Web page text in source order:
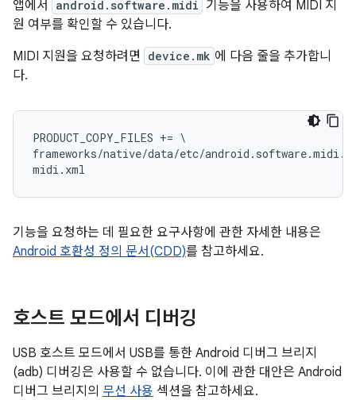
앱에서 android.software.midi 기능을 사용하여 MIDI 지
원 여부를 확인할 수 있습니다.
MIDI 지원을 요청하려면
device.mk 에 다음 줄을 추가합니
다.
PRODUCT_COPY_FILES += \
frameworks/native/data/etc/
기능을 요청하는 데 필요한 요구사항에 관한 자세한 내용은
Android 호환성 정의 문서(CDD)를 참고하세요.
호스트 모드에서 디버깅
USB 호스트 모드에서 USB를 통한 Android 디버그 브리지
(adb) 디버깅은 사용할 수 없습니다. 이에 관한 대안은 Android
디버그 브리지의 무선 사용 섹션을 참고하세요.